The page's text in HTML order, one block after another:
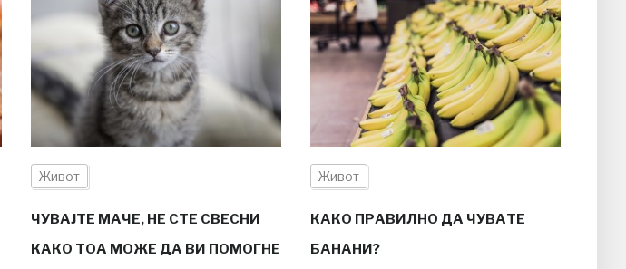
Живот
ЧУВАЈТЕ МАЧЕ, НЕ СТЕ СВЕСНИ
КАКО ТОА МОЖЕ ДА ВИ ПОМОГНЕ
Живот
КАКО ПРАВИЛНО ДА ЧУВАТЕ
БАНАНИ?